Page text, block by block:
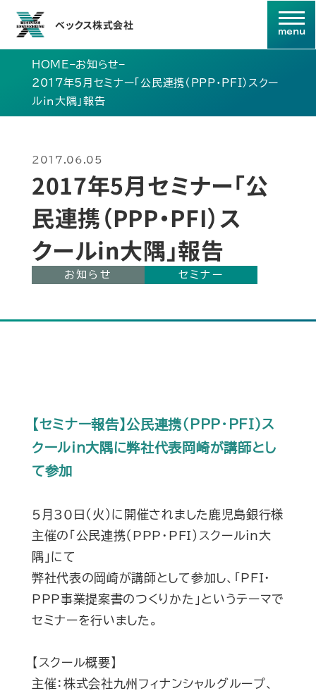
ベックス株式会社
HOME–お知らせ–
2017年5月セミナー「公民連携（PPP・PFI）スクー
ルin大隅」報告
2017.06.05
2017年5月セミナー「公
民連携（PPP・PFI）ス
クールin大隅」報告
お知らせ セミナー
【セミナー報告】公民連携（PPP・PFI）ス
クールin大隅に弊社代表岡崎が講師とし
て参加
5月30日（火）に開催されました鹿児島銀行様
主催の「公民連携（PPP・PFI）スクールin大
隅」にて
弊社代表の岡崎が講師として参加し、「PFI・
PPP事業提案書のつくりかた」というテーマで
セミナーを行いました。
【スクール概要】
主催：株式会社九州フィナンシャルグループ、